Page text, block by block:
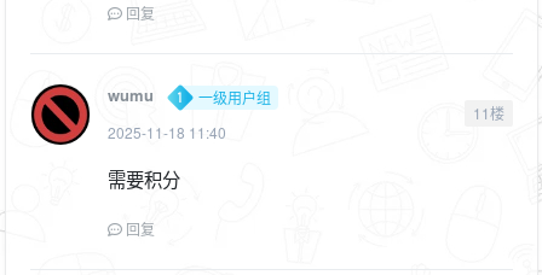
回复
wumu
一级用户组
2025-11-18 11:40
11楼
需要积分
回复